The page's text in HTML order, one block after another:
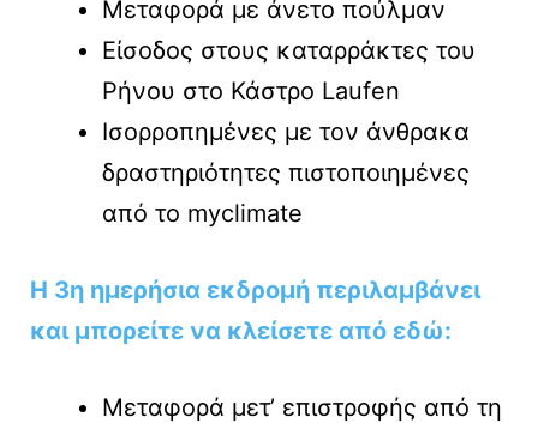
Μεταφορά με άνετο πούλμαν
Είσοδος στους καταρράκτες του
Ρήνου στο Κάστρο Laufen
Ισορροπημένες με τον άνθρακα
δραστηριότητες πιστοποιημένες
από το myclimate
Η 3η ημερήσια εκδρομή περιλαμβάνει
και μπορείτε να κλείσετε από εδώ:
Μεταφορά μετ’ επιστροφής από τη